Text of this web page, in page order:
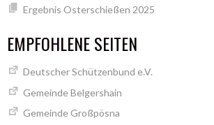
Ergebnis Osterschießen 2025
EMPFOHLENE SEITEN
Deutscher Schützenbund e.V.
Gemeinde Belgershain
Gemeinde Großpösna